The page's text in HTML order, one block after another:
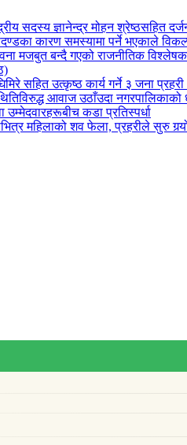
सदस्य ज्ञानेन्द्र मोहन श्रेष्ठसहित
कारण समस्यामा पर्ने भएकाले
मजबुत बन्दै गएको राजनीतिक
सहित उत्कृष्ठ कार्य गर्ने ३ जना
आवाज उठाँउदा नगरपालिकाको
उम्मेदवारहरूबीच कडा प्रतिस्पर्धा
महिलाको शव फेला, प्रहरीले सुरु